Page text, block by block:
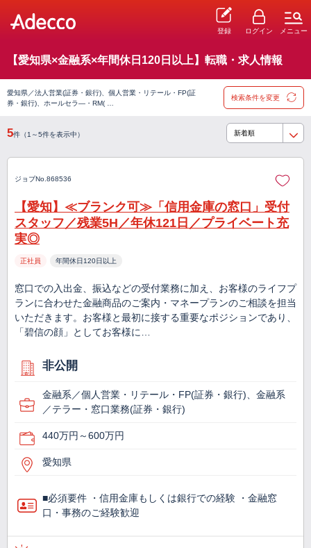
登録 ログイン メニュー
【愛知県×金融系×年間休日120日以上】転職・求人情報
愛知県／法人営業(証券・銀行)、個人営業・リテール・FP(証
券・銀行)、ホールセラ―・RM( …
検索条件を変更
5件（1～5件を表示中）
ジョブNo.868536
【愛知】≪ブランク可≫「信用金庫の窓口」受付
スタッフ／残業5H／年休121日／プライベート充
実◎
正社員 年間休日120日以上
窓口での入出金、振込などの受付業務に加え、お客様のライフプ
ランに合わせた金融商品のご案内・マネープランのご相談を担当
いただきます。お客様と最初に接する重要なポジションであり、
「碧信の顔」としてお客様に…
非公開
金融系／個人営業・リテール・FP(証券・銀行)、金融系
／テラー・窓口業務(証券・銀行)
440万円～600万円
愛知県
■必須要件 ・信用金庫もしくは銀行での経験 ・金融窓
口・事務のご経験歓迎